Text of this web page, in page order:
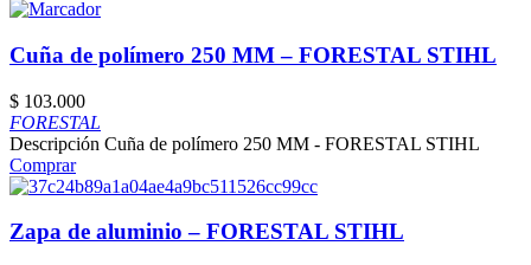
Cuña de polímero 250 MM – FORESTAL STIHL
$ 103.000
FORESTAL
Descripción Cuña de polímero 250 MM - FORESTAL STIHL
Comprar
Zapa de aluminio – FORESTAL STIHL